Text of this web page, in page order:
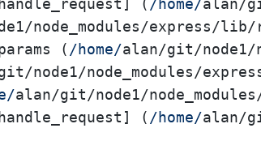
( /home/alan/
node_modules/express/lib/
( /home/alan/git/node1/
node1/node_modules/
alan/git/node1/
( /home/alan/